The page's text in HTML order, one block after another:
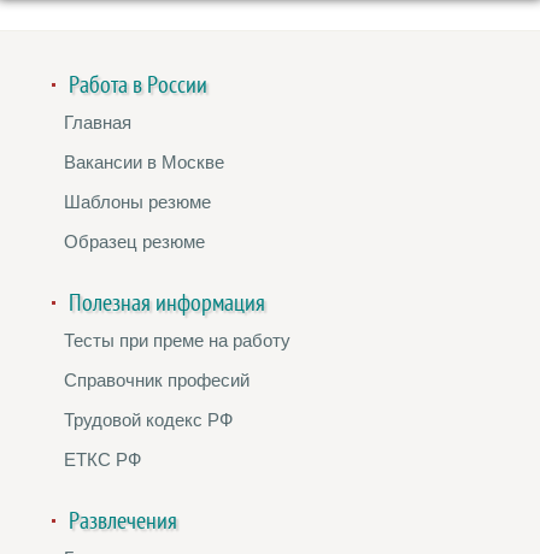
Работа в России
Главная
Вакансии в Москве
Шаблоны резюме
Образец резюме
Полезная информация
Тесты при преме на работу
Справочник професий
Трудовой кодекс РФ
ЕТКС РФ
Развлечения